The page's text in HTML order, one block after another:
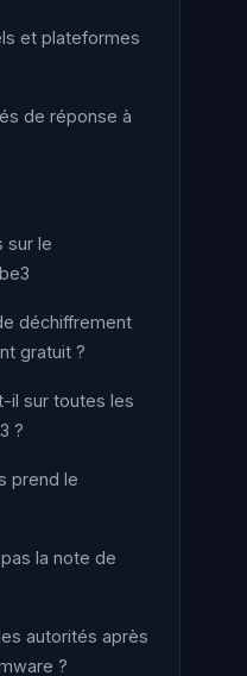
et plateformes
de réponse à
sur le
déchiffrement
gratuit ?
il sur toutes les
?
prend le
la note de
autorités après
?